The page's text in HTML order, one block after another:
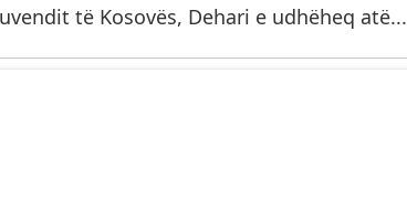
të Kosovës, Dehari e udhëheq atë...